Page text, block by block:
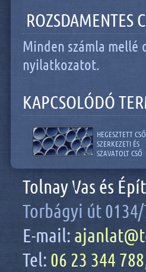
ROZSDAMENTES
Minden számla
nyilatkozatot.
KAPCSOLÓDÓ
HEGESZTETT
SZERKEZETI ÉS
SZAVATOLT CSŐ
Tolnay Vas és
Torbágyi út
E-mail:
Tel: 06 23 344 788